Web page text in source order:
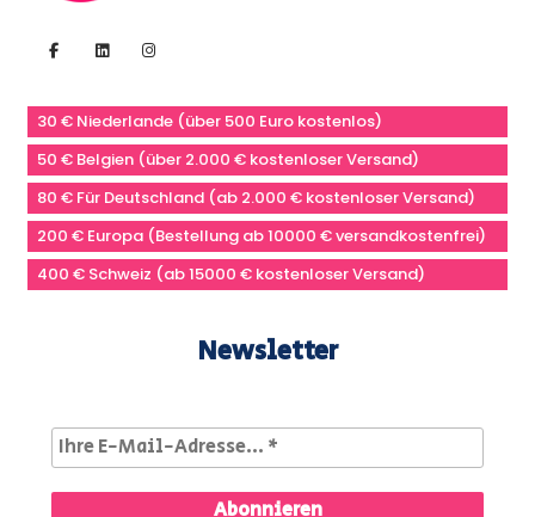
30 € Niederlande (über 500 Euro kostenlos)
50 € Belgien (über 2.000 € kostenloser Versand)
80 € Für Deutschland (ab 2.000 € kostenloser Versand)
200 € Europa (Bestellung ab 10000 € versandkostenfrei)
400 € Schweiz (ab 15000 € kostenloser Versand)
Newsletter